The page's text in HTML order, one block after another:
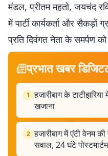
मंडल, प्रीतम महतो, जयचंद
में पार्टी कार्यकर्ता और
प्रति दिवंगत नेता के समर्पण को
प्रभात खबर
1 हजारीबाग के
खजाना
2 हजारीबाग में एंटी वेनम
सवाल, 24 घंटे